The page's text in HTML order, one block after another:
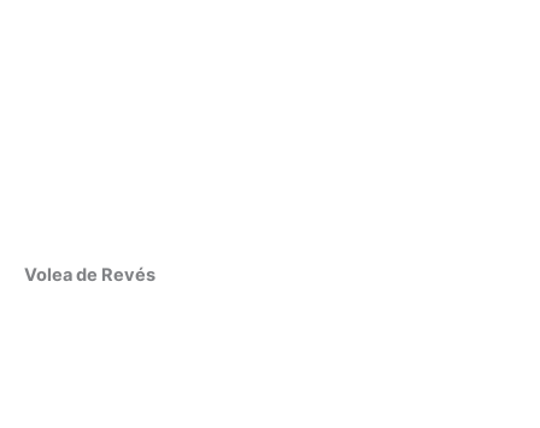
Volea de Revés